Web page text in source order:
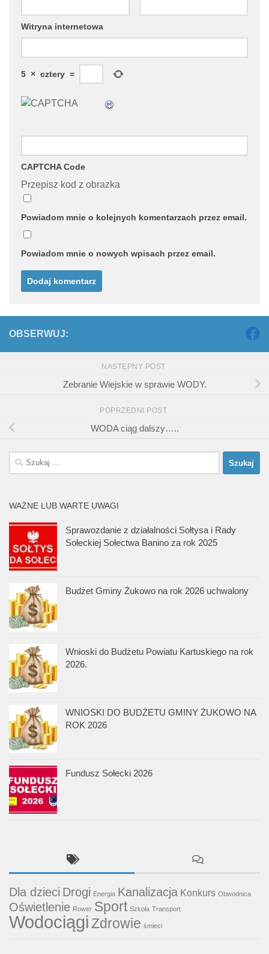
Witryna internetowa
5 × cztery =
CAPTCHA Code
Przepisz kod z obrazka
Powiadom mnie o kolejnych komentarzach przez email.
Powiadom mnie o nowych wpisach przez email.
OBSERWUJ:
NASTĘPNY POST
Zebranie Wiejskie w sprawie WODY.
POPRZEDNI POST
WODA ciąg dalszy…..
Szukaj:
WAŻNE LUB WARTE UWAGI
Sprawozdanie z działalności Sołtysa i Rady
Sołeckiej Sołectwa Banino za rok 2025
Budżet Gminy Żukowo na rok 2026 uchwalony
Wnioski do Budżetu Powiatu Kartuskiego na rok
2026.
WNIOSKI DO BUDŻETU GMINY ŻUKOWO NA
ROK 2026
Fundusz Sołecki 2026
Dla dzieci Drogi Energia Kanalizacja Konkurs Obwodnica
Oświetlenie Rower Sport Szkoła Transport
WodociągiZdrowie śmieci